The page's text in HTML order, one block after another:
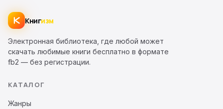
Книгизм
Электронная библиотека, где любой может
скачать любимые книги бесплатно в формате
fb2 — без регистрации.
КАТАЛОГ
Жанры